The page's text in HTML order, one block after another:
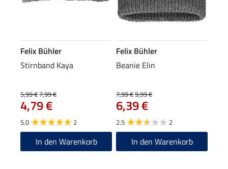
Felix Bühler
Stirnband Kaya
5,99 €7,99 €
4,79 €
5.0 2
In den Warenkorb
Felix Bühler
Beanie Elin
7,99 €9,99 €
6,39 €
2.5 2
In den Warenkorb